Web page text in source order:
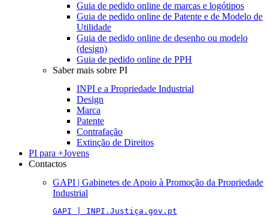
Guia de pedido online de marcas e logótipos
Guia de pedido online de Patente e de Modelo de
Utilidade
Guia de pedido online de desenho ou modelo
(design)
Guia de pedido online de PPH
Saber mais sobre PI
INPI e a Propriedade Industrial
Design
Marca
Patente
Contrafação
Extinção de Direitos
PI para +Jovens
Contactos
GAPI | Gabinetes de Apoio à Promoção da Propriedade
Industrial
GAPI | INPI.Justiça.gov.pt